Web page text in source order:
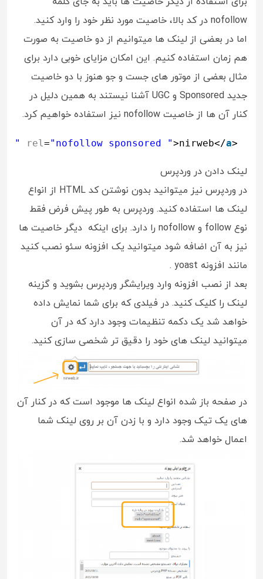
nofollow در کد بالا، خاصیت مورد نظر خود را وارد کنید.
اما در بعضی از لینک ها میتوانیم از دو خاصیت به صورت
هم زمان استفاده کنیم. این امکان مزایای خوبی دارد برای
مثال بعضی از موتور های جست و جو هنوز با دو خاصیت
جدید Sponsored و UGC آشنا نیستند به همین دلیل در
کنار آن ها از خاصیت nofollow نیز استفاده خواهیم کرد.
" rel="nofollow sponsored ">nirweb</a>
لینک دادن در وردپرس
در وردپرس نیز میتوانید بدون نوشتن کد HTML از انواع
لینک ها استفاده کنید. وردپرس به طور پیش فرض فقط
نوع follow و nofollow را دارد. برای اینکه دیگر خاصیت ها
نیز به آن اضافه شود میتوانید یک افزونه سئو نصب کنید
مانند افزونه yoast .
بعد از نصب افزونه وارد ویرایشگر وردپرس بشوید و گزینه
لینک را کلیک کنید. در فیلدی که برای شما نمایش داده
خواهد شد یک دکمه تنظیمات وجود دارد که در آن
میتوانید لینک های خود را دقیق تر شخصی سازی کنید.
در صفحه باز شده انواع لینک ها موجود است که در کنار آن
های یک تیک وجود دارد و با زدن آن بر روی لینک شما
اعمال خواهد شد.